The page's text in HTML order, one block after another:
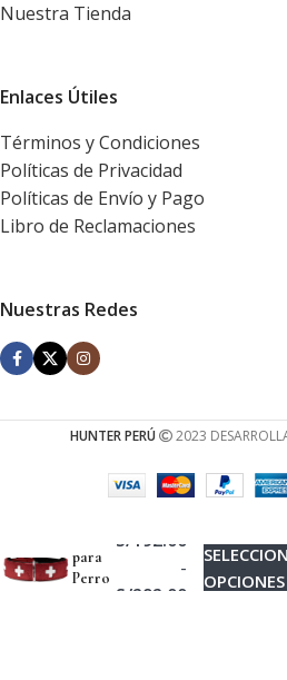
Nuestra Tienda
Enlaces Útiles
Términos y Condiciones
Políticas de Privacidad
Políticas de Envío y Pago
Libro de Reclamaciones
Nuestras Redes
HUNTER PERÚ 2023
para
Perro
S/ 192.00
-
S/292.00
OPCIONES